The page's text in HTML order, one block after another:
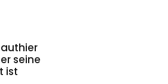
seine
ist